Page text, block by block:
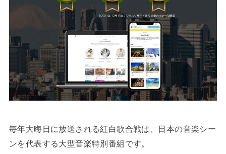
毎年大晦日に放送される紅白歌合戦は、日本の音楽シー
ンを代表する大型音楽特別番組です。